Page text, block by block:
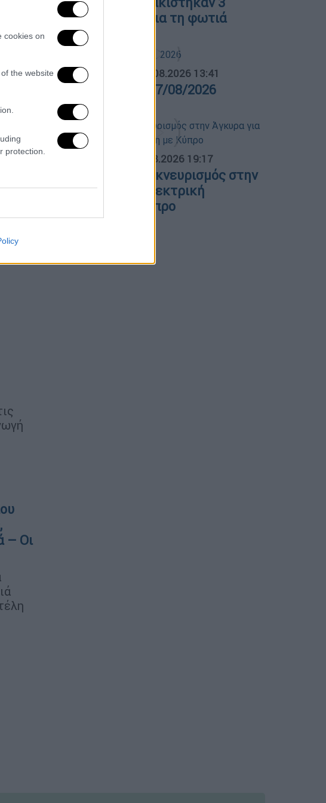
cookies on
the website
protection.
– Οι
κατηγορούμενοι για τη φωτιά
ΑΘΛΗΤΙΚΟ ΔΕΛΤΙΟ 07.08.2026 13:41
Αθλητικό δελτίο 07/08/2026
07.08.2026 19:17
Ελλάδα - Γαλλία: Εκνευρισμός στην
Άγκυρα για την ηλεκτρική
διασύνδεση με Κύπρο